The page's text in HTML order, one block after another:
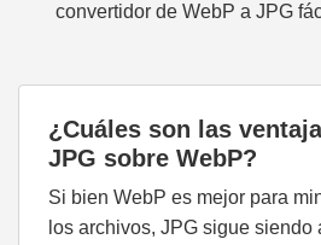
convertidor de WebP a JPG
¿Cuáles son las
JPG sobre WebP?
Si bien WebP es mejor para
los archivos, JPG sigue siendo